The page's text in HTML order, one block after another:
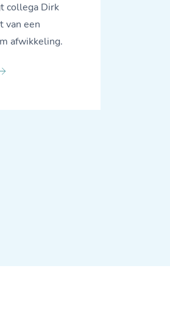
collega Dirk
van een
afwikkeling.